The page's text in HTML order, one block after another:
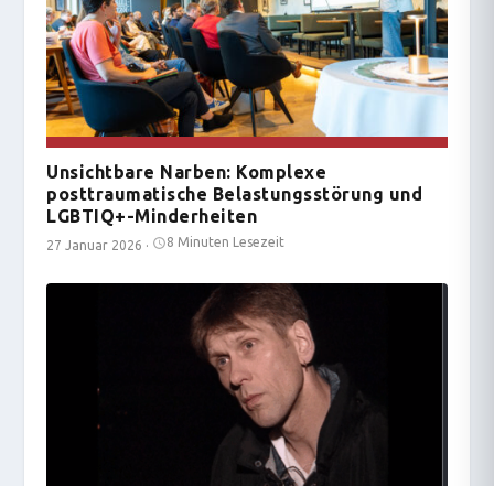
Unsichtbare Narben: Komplexe
posttraumatische Belastungsstörung und
LGBTIQ+-Minderheiten
27 Januar 2026 · 8 Minuten Lesezeit